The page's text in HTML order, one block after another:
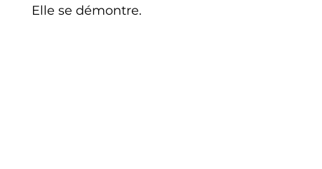
Elle se démontre.